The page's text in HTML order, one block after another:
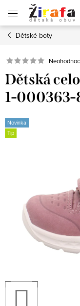
obsah
Dětské boty
Dětská
1-000363-
Novinka
Tip